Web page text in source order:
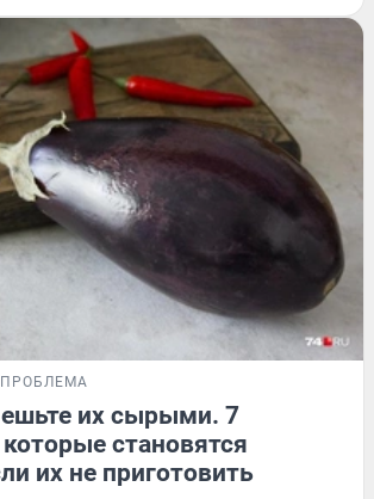
ПРОБЛЕМА
ешьте их сырыми. 7
становятся
их не приготовить